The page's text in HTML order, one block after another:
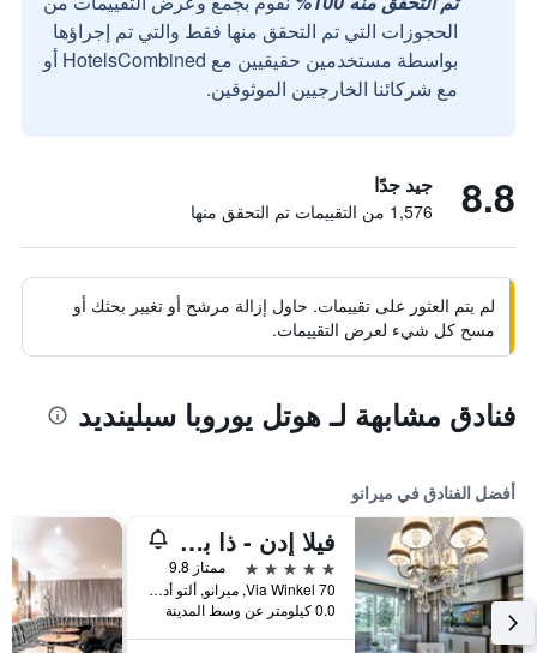
الحجوزات التي تم التحقق منها فقط والتي تم إجراؤها
بواسطة مستخدمين حقيقيين مع HotelsCombined أو
مع شركائنا الخارجيين الموثوقين.
8.8 جيد جدًا
1,576 من التقييمات تم التحقق منها
لم يتم العثور على تقييمات. حاول إزالة مرشح أو تغيير بحثك أو
مسح كل شيء لعرض التقييمات.
فنادق مشابهة لـ هوتل يوروبا سبلينديد
أفضل الفنادق في ميرانو
فيلا إدن - ذا برايفت ريتريت
5 نجوم
ممتاز 9.8
Via Winkel 70, ميرانو, ألتو أديجي, إيطاليا
0.0 كيلومتر عن وسط المدينة